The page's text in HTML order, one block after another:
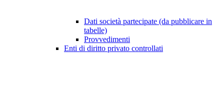
Dati società partecipate (da pubblicare in
tabelle)
Provvedimenti
Enti di diritto privato controllati